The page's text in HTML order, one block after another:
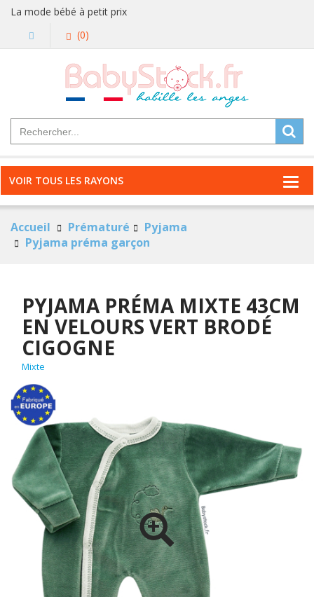
La mode bébé à petit prix
(0)
VOIR TOUS LES RAYONS
Accueil Prématuré
Pyjama
Pyjama préma garçon
PYJAMA PRÉMA MIXTE 43CM
EN VELOURS VERT BRODÉ
CIGOGNE
Mixte